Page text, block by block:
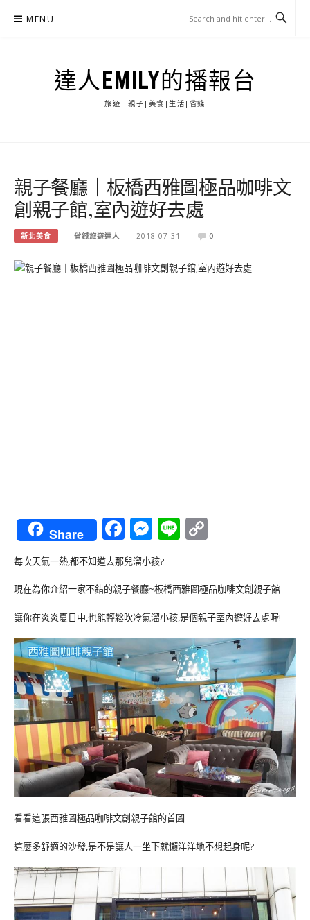
MENU
達人EMILY的播報台
旅遊| 親子|美食|生活|省錢
親子餐廳｜板橋西雅圖極品咖啡文
創親子館,室內遊好去處
新北美食 省錢旅遊達人 2018-07-31 0
Share Facebook
Messenger
Line
每次天氣一熱,都不知道去那兒溜小孩?
現在為你介紹一家不錯的親子餐廳~板橋西雅圖極品咖啡文創親子館
讓你在炎炎夏日中,也能輕鬆吹冷氣溜小孩,是個親子室內遊好去處喔!
看看這張西雅圖極品咖啡文創親子館的首圖
這麼多舒適的沙發,是不是讓人一坐下就懶洋洋地不想起身呢?